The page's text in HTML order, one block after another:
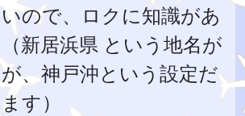
ので、ロクに知識があ
新居浜県 という地名が
、神戸沖という設定だ
す）